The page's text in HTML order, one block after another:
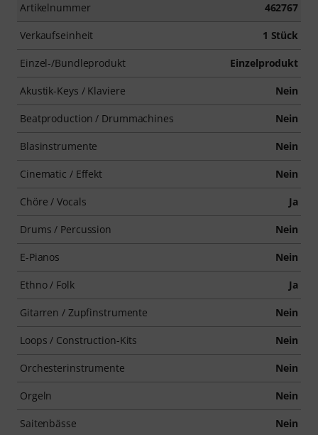
Artikelnummer 462767
Verkaufseinheit 1 Stück
Einzel-/Bundleprodukt Einzelprodukt
Akustik-Keys / Klaviere Nein
Beatproduction / Drummachines Nein
Blasinstrumente Nein
Cinematic / Effekt Nein
Chöre / Vocals Ja
Drums / Percussion Nein
E-Pianos Nein
Ethno / Folk Ja
Gitarren / Zupfinstrumente Nein
Loops / Construction-Kits Nein
Orchesterinstrumente Nein
Orgeln Nein
Saitenbässe Nein